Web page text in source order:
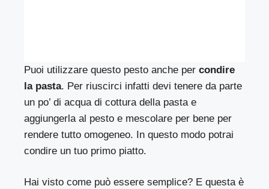
Puoi utilizzare questo pesto anche percondire
la pasta. Per riuscirci infatti devi tenere da parte
un po’ di acqua di cottura della pasta e
aggiungerla al pesto e mescolare per bene per
rendere tutto omogeneo. In questo modo potrai
condire un tuo primo piatto.
Hai visto come può essere semplice? E questa è